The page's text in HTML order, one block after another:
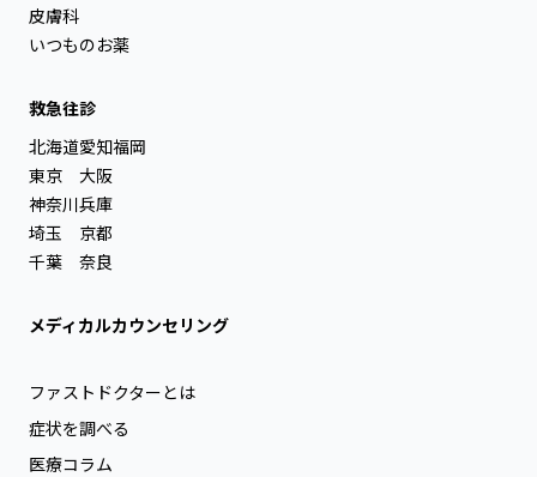
皮膚科
いつものお薬
救急往診
北海道
東京
神奈川
埼玉
千葉
愛知
大阪
兵庫
京都
奈良
福岡
メディカルカウンセリング
ファストドクターとは
症状を調べる
医療コラム